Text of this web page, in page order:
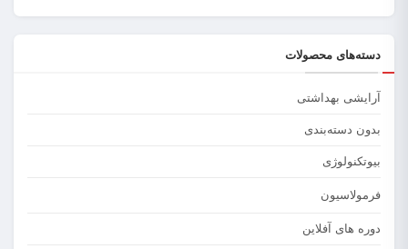
دسته‌های محصولات
آرایشی بهداشتی
بدون دسته‌بندی
بیوتکنولوژی
فرمولاسیون
دوره های آفلاین